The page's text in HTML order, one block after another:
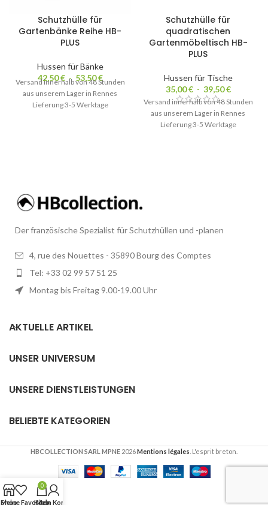
Schutzhülle für
Gartenbänke Reihe HB-
PLUS
Hussen für Bänke
42,50€ - 53,50€
Versand innerhalb von 48 Stunden
aus unserem Lager in Rennes
Lieferung 3-5 Werktage
Schutzhülle für
quadratischen
Gartenmöbeltisch HB-
PLUS
Hussen für Tische
35,00€ - 39,50€
Versand innerhalb von 48 Stunden
aus unserem Lager in Rennes
Lieferung 3-5 Werktage
Der französische Spezialist für Schutzhüllen und -planen
4, rue des Nouettes - 35890 Bourg des Comptes
Tel: +33 02 99 57 51 25
Montag bis Freitag 9.00-19.00 Uhr
AKTUELLE ARTIKEL
UNSER UNIVERSUM
UNSERE DIENSTLEISTUNGEN
BELIEBTE KATEGORIEN
HBCOLLECTION SARL MPNE 2026Mentions légales . L'esprit breton.
Shop
Meine Favoriten
0
Korb
Mein Konto